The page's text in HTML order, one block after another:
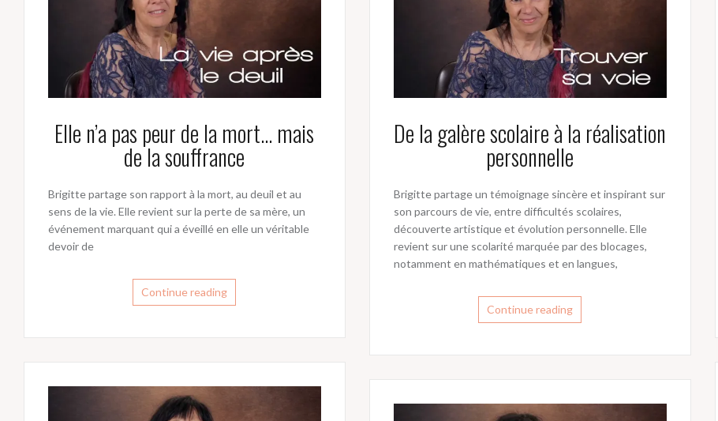
Elle n’a pas peur de la mort… mais
de la souffrance
Brigitte partage son rapport à la mort, au deuil et au
sens de la vie. Elle revient sur la perte de sa mère, un
événement marquant qui a éveillé en elle un véritable
devoir de
Continue reading
De la galère scolaire à la réalisation
personnelle
Brigitte partage un témoignage sincère et inspirant sur
son parcours de vie, entre difficultés scolaires,
découverte artistique et évolution personnelle. Elle
revient sur une scolarité marquée par des blocages,
notamment en mathématiques et en langues,
Continue reading